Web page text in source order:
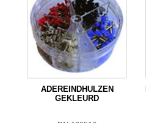
ADEREINDHULZEN
GEKLEURD